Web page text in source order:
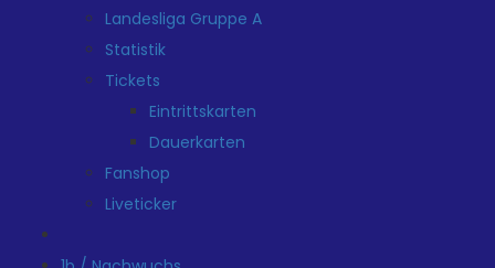
Landesliga Gruppe A
Statistik
Tickets
Eintrittskarten
Dauerkarten
Fanshop
Liveticker